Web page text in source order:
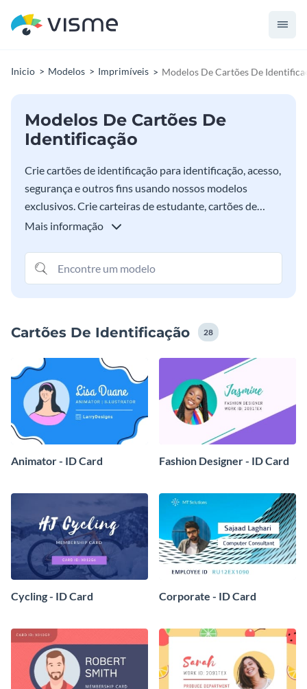
Inicio Modelos Imprimíveis Modelos De Cartões De
Modelos De Cartões De
Identificação
Crie cartões de identificação para identificação, acesso,
segurança e outros fins usando nossos modelos
exclusivos. Crie carteiras de estudante, cartões de
funcionários, cartões de academia e muito mais que
minutos. Personalize os modelos abaixo com a ajuda
de um editor fácil de arrastar e soltar e milhares de
Mais informação
Cartões De Identificação 28
Animator - ID Card Fashion Designer - ID Card
Cycling - ID Card Corporate - ID Card